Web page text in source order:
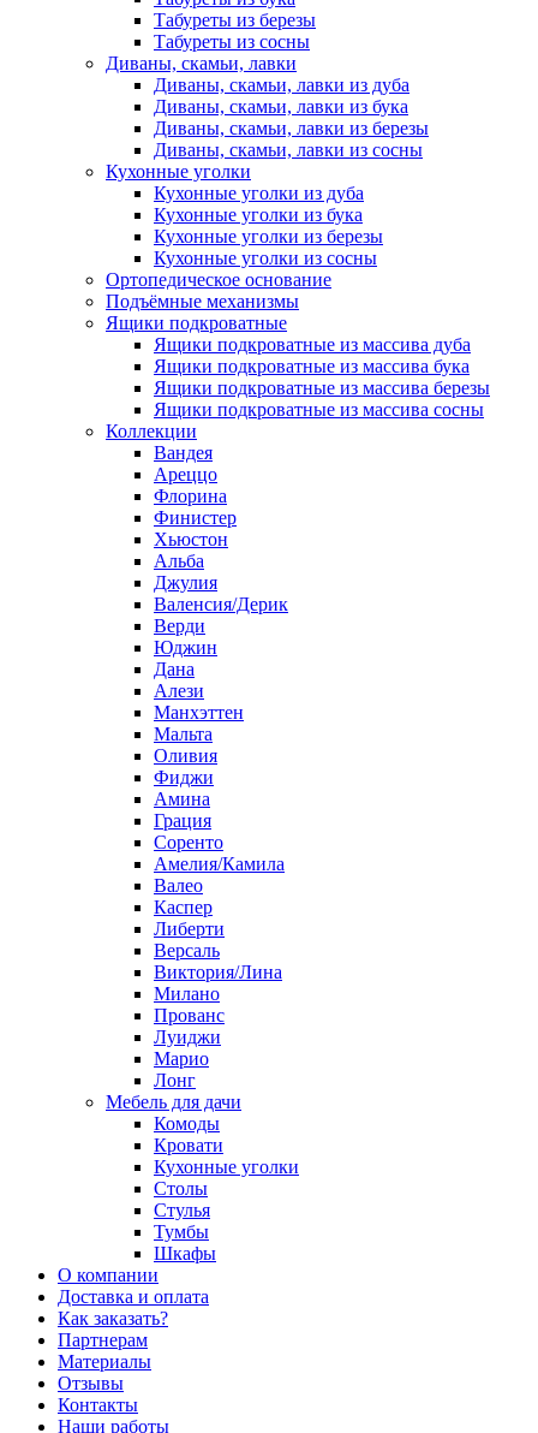
Табуреты из березы
Табуреты из сосны
Диваны, скамьи, лавки
Диваны, скамьи, лавки из дуба
Диваны, скамьи, лавки из бука
Диваны, скамьи, лавки из березы
Диваны, скамьи, лавки из сосны
Кухонные уголки
Кухонные уголки из дуба
Кухонные уголки из бука
Кухонные уголки из березы
Кухонные уголки из сосны
Ортопедическое основание
Подъёмные механизмы
Ящики подкроватные
Ящики подкроватные из массива дуба
Ящики подкроватные из массива бука
Ящики подкроватные из массива березы
Ящики подкроватные из массива сосны
Коллекции
Вандея
Ареццо
Флорина
Финистер
Хьюстон
Альба
Джулия
Валенсия/Дерик
Верди
Юджин
Дана
Алези
Манхэттен
Мальта
Оливия
Фиджи
Амина
Грация
Соренто
Амелия/Камила
Валео
Каспер
Либерти
Версаль
Виктория/Лина
Милано
Прованс
Луиджи
Марио
Лонг
Мебель для дачи
Комоды
Кровати
Кухонные уголки
Столы
Стулья
Тумбы
Шкафы
О компании
Доставка и оплата
Как заказать?
Партнерам
Материалы
Отзывы
Контакты
Наши работы